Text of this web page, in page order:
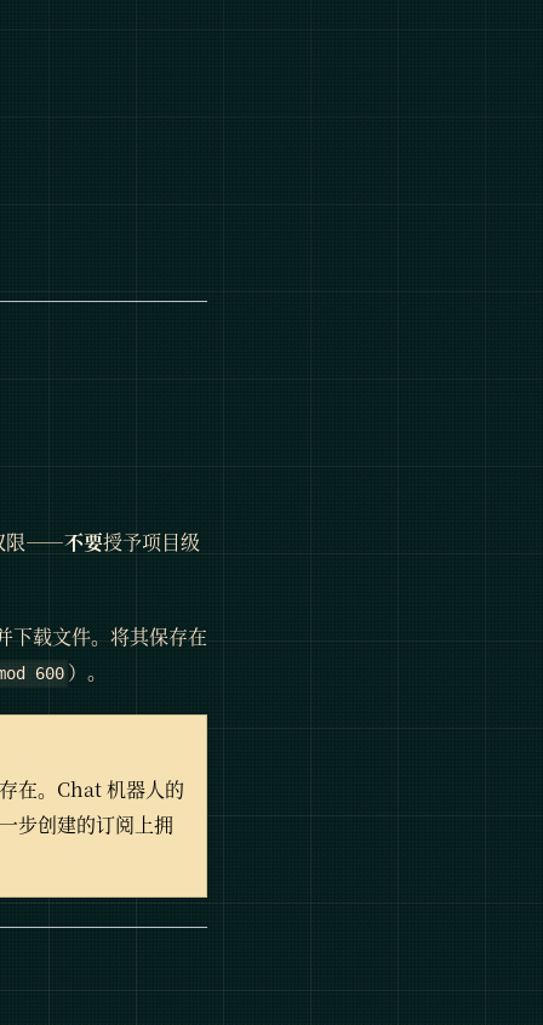
限——不要授予项目级
下载文件。将其保存在
600 ）。
在。Chat 机器人的
步创建的订阅上拥